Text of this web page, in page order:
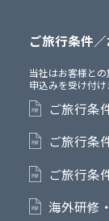
ご旅行条件
当社はお客様と
申込みを受け付け
ご旅行条
ご旅行条
ご旅行条
海外研修